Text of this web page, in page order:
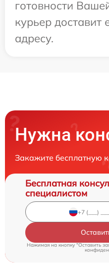
готовности
курьер доставит
адресу.
Нужна
Закажите бесплатную
Бесплатная
специалистом
Нажимая на кнопку "Оставить